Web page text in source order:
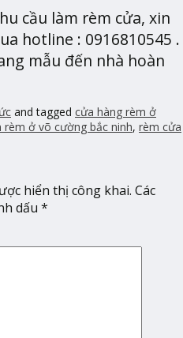
cầu làm rèm cửa, xin
hotline : 0916810545 .
mẫu đến nhà hoàn
and tagged cửa hàng rèm ở
rèm ở võ cường bắc ninh, rèm cửa
hiển thị công khai. Các
dấu *